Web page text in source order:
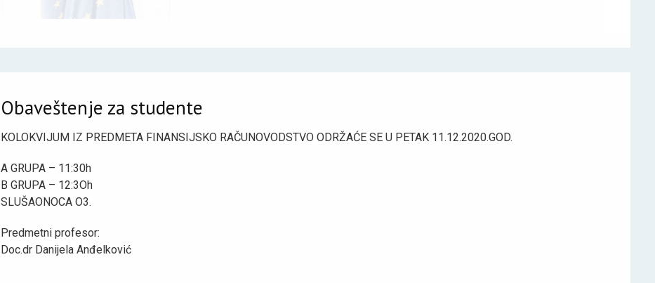
Obaveštenje za studente
KOLOKVIJUM IZ PREDMETA FINANSIJSKO RAČUNOVODSTVO ODRŽAĆE SE U PETAK 11.12.2020.GOD.
A GRUPA – 11:30h
B GRUPA – 12:3Oh
SLUŠAONOCA O3.
Predmetni profesor:
Doc.dr Danijela Anđelković